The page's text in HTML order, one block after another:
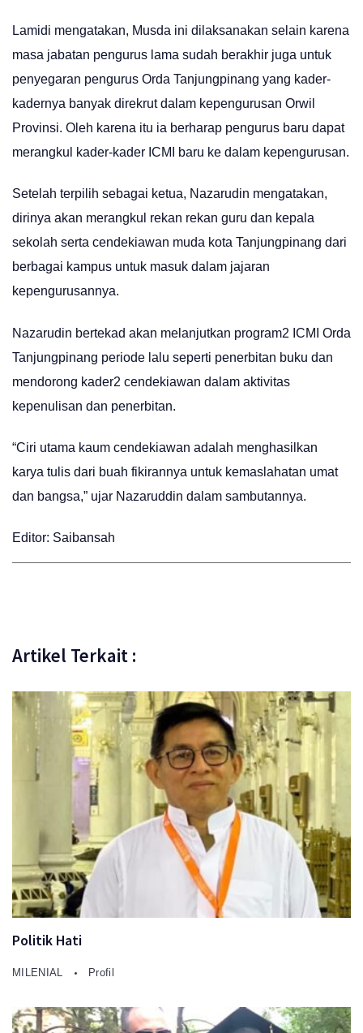
Lamidi mengatakan, Musda ini dilaksanakan selain karena
masa jabatan pengurus lama sudah berakhir juga untuk
penyegaran pengurus Orda Tanjungpinang yang kader-
kadernya banyak direkrut dalam kepengurusan Orwil
Provinsi. Oleh karena itu ia berharap pengurus baru dapat
merangkul kader-kader ICMI baru ke dalam kepengurusan.
Setelah terpilih sebagai ketua, Nazarudin mengatakan,
dirinya akan merangkul rekan rekan guru dan kepala
sekolah serta cendekiawan muda kota Tanjungpinang dari
berbagai kampus untuk masuk dalam jajaran
kepengurusannya.
Nazarudin bertekad akan melanjutkan program2 ICMI Orda
Tanjungpinang periode lalu seperti penerbitan buku dan
mendorong kader2 cendekiawan dalam aktivitas
kepenulisan dan penerbitan.
“Ciri utama kaum cendekiawan adalah menghasilkan
karya tulis dari buah fikirannya untuk kemaslahatan umat
dan bangsa,” ujar Nazaruddin dalam sambutannya.
Editor: Saibansah
Artikel Terkait :
Politik Hati
MILENIAL Profil